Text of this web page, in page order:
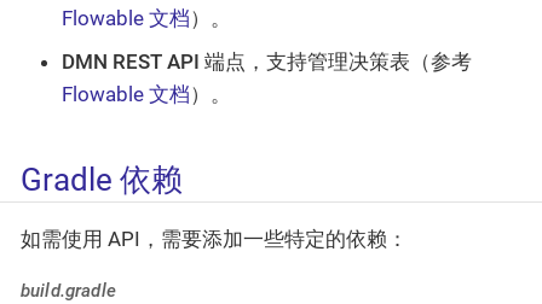
Flowable 文档）。
DMN REST API 端点，支持管理决策表（参考
Flowable 文档）。
Gradle 依赖
如需使用 API，需要添加一些特定的依赖：
build.gradle